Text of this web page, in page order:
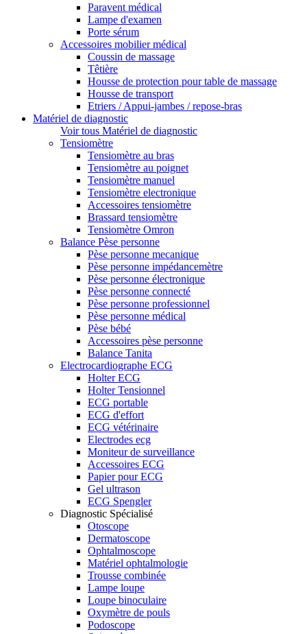
Paravent médical
Lampe d'examen
Porte sérum
Accessoires mobilier médical
Coussin de massage
Têtière
Housse de protection pour table de massage
Housse de transport
Etriers / Appui-jambes / repose-bras
Matériel de diagnostic
Voir tous Matériel de diagnostic
Tensiomètre
Tensiomètre au bras
Tensiomètre au poignet
Tensiomètre manuel
Tensiomètre electronique
Accessoires tensiomètre
Brassard tensiomètre
Tensiomètre Omron
Balance Pèse personne
Pèse personne mecanique
Pèse personne impédancemètre
Pèse personne électronique
Pèse personne connecté
Pèse personne professionnel
Pèse personne médical
Pèse bébé
Accessoires pèse personne
Balance Tanita
Electrocardiographe ECG
Holter ECG
Holter Tensionnel
ECG portable
ECG d'effort
ECG vétérinaire
Electrodes ecg
Moniteur de surveillance
Accessoires ECG
Papier pour ECG
Gel ultrason
ECG Spengler
Diagnostic Spécialisé
Otoscope
Dermatoscope
Ophtalmoscope
Matériel ophtalmologie
Trousse combinée
Lampe loupe
Loupe binoculaire
Oxymètre de pouls
Podoscope